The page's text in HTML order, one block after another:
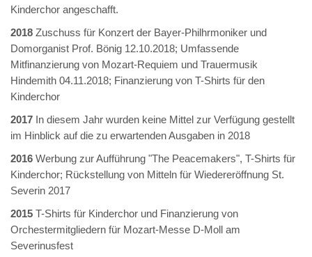
Kinderchor angeschafft.
2018 Zuschuss für Konzert der Bayer-Philhrmoniker und
Domorganist Prof. Bönig 12.10.2018; Umfassende
Mitfinanzierung von Mozart-Requiem und Trauermusik
Hindemith 04.11.2018; Finanzierung von T-Shirts für den
Kinderchor
2017 In diesem Jahr wurden keine Mittel zur Verfügung gestellt
im Hinblick auf die zu erwartenden Ausgaben in 2018
2016 Werbung zur Aufführung "The Peacemakers", T-Shirts für
Kinderchor; Rückstellung von Mitteln für Wiedereröffnung St.
Severin 2017
2015 T-Shirts für Kinderchor und Finanzierung von
Orchestermitgliedern für Mozart-Messe D-Moll am
Severinusfest